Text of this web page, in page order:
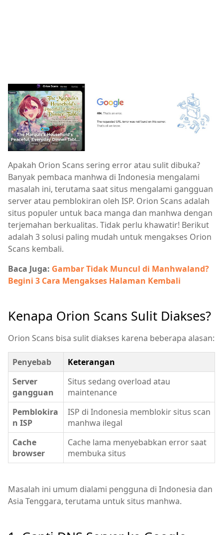
Apakah Orion Scans sering error atau sulit dibuka?
Banyak pembaca manhwa di Indonesia mengalami
masalah ini, terutama saat situs mengalami gangguan
server atau pemblokiran oleh ISP. Orion Scans adalah
situs populer untuk baca manga dan manhwa dengan
terjemahan berkualitas. Tidak perlu khawatir! Berikut
adalah 3 solusi paling mudah untuk mengakses Orion
Scans kembali.
Baca Juga: Gambar Tidak Muncul di Manhwaland?
Begini 3 Cara Mengakses Halaman Kembali
Kenapa Orion Scans Sulit Diakses?
Orion Scans bisa sulit diakses karena beberapa alasan:
Penyebab
Keterangan
Server
gangguan
Situs sedang overload atau
maintenance
Pemblokira
n ISP
ISP di Indonesia memblokir situs scan
manhwa ilegal
Cache
browser
Cache lama menyebabkan error saat
membuka situs
Masalah ini umum dialami pengguna di Indonesia dan
Asia Tenggara, terutama untuk situs manhwa.